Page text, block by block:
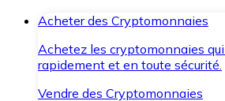
Acheter des Cryptomonnaies
Achetez les cryptomonnaies
rapidement et en toute sécurité.
Vendre des Cryptomonnaies